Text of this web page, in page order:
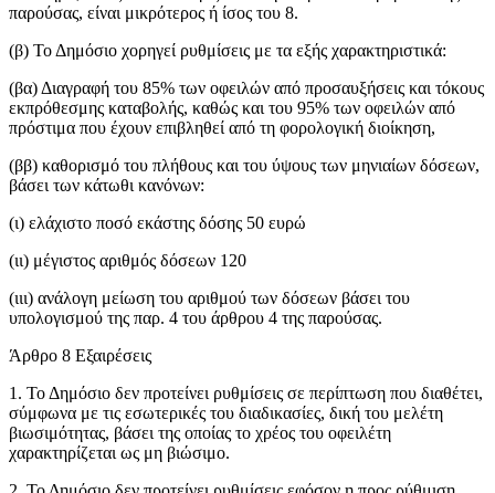
παρούσας, είναι μικρότερος ή ίσος του 8.
(β) Το Δημόσιο χορηγεί ρυθμίσεις με τα εξής χαρακτηριστικά:
(βα) Διαγραφή του 85% των οφειλών από προσαυξήσεις και τόκους
εκπρόθεσμης καταβολής, καθώς και του 95% των οφειλών από
πρόστιμα που έχουν επιβληθεί από τη φορολογική διοίκηση,
(ββ) καθορισμό του πλήθους και του ύψους των μηνιαίων δόσεων,
βάσει των κάτωθι κανόνων:
(ι) ελάχιστο ποσό εκάστης δόσης 50 ευρώ
(ιι) μέγιστος αριθμός δόσεων 120
(ιιι) ανάλογη μείωση του αριθμού των δόσεων βάσει του
υπολογισμού της παρ. 4 του άρθρου 4 της παρούσας.
Άρθρο 8 Εξαιρέσεις
1. Το Δημόσιο δεν προτείνει ρυθμίσεις σε περίπτωση που διαθέτει,
σύμφωνα με τις εσωτερικές του διαδικασίες, δική του μελέτη
βιωσιμότητας, βάσει της οποίας το χρέος του οφειλέτη
χαρακτηρίζεται ως μη βιώσιμο.